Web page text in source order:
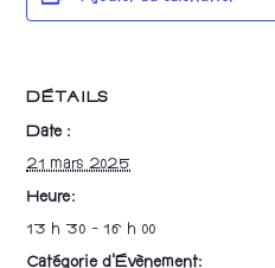
DÉTAILS
Date :
21 mars 2025
Heure :
13 h 30 - 16 h 00
Catégorie d’Évènement: